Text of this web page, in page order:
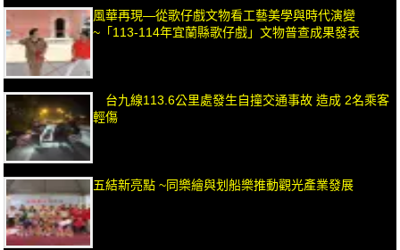
風華再現—從歌仔戲文物看工藝美學與時代演變
~「113-114年宜蘭縣歌仔戲」文物普查成果發表
台九線113.6公里處發生自撞交通事故 造成 2名乘客
輕傷
五結新亮點 ~同樂繪與划船樂推動觀光產業發展